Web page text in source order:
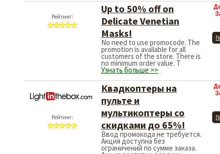
Рейтинг:
Up to 50% off on
Delicate Venetian
Masks!
No need to use promocode. The
promotion is available for all
customers of the store. There is
no minimum order value. T
Узнать больше >>
Рейтинг:
Квадкоптеры на
пульте и
мультикоптеры со
скидками до 65%!
Ввод промокода не требуется.
Акция доступна без